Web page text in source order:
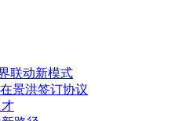
联动新模式
景洪签订协议